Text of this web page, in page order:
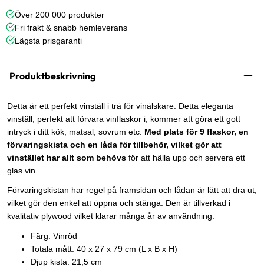
Över 200 000 produkter
Fri frakt & snabb hemleverans
Lägsta prisgaranti
Produktbeskrivning
Detta är ett perfekt vinställ i trä för vinälskare. Detta eleganta
vinställ, perfekt att förvara vinflaskor i, kommer att göra ett gott
intryck i ditt kök, matsal, sovrum etc. Med plats för 9 flaskor, en
förvaringskista och en låda för tillbehör, vilket gör att
vinstället har allt som behövs för att hälla upp och servera ett
glas vin.
Förvaringskistan har regel på framsidan och lådan är lätt att dra ut,
vilket gör den enkel att öppna och stänga. Den är tillverkad i
kvalitativ plywood vilket klarar många år av användning.
Färg: Vinröd
Totala mått: 40 x 27 x 79 cm (L x B x H)
Djup kista: 21,5 cm